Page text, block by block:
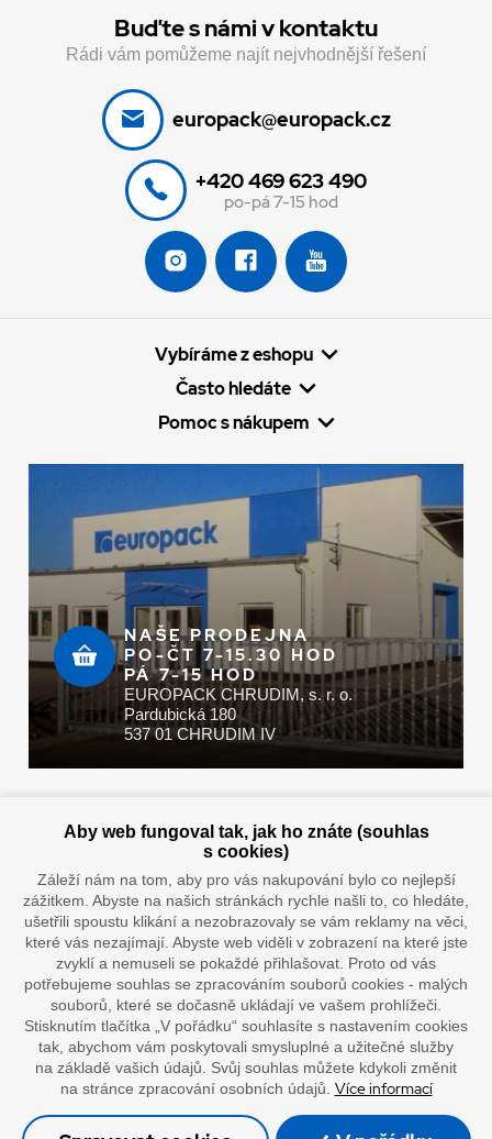
Buďte s námi v kontaktu
Rádi vám pomůžeme najít nejvhodnější řešení
europack@europack.cz
+420 469 623 490
po-pá 7-15 hod
Vybíráme z eshopu
Často hledáte
Pomoc s nákupem
NAŠE PRODEJNA
PO-ČT 7-15.30 HOD
PÁ 7-15 HOD
EUROPACK CHRUDIM, s. r. o.
Pardubická 180
537 01 CHRUDIM IV
Doprava vaším oblíbeným dopravcem
”Lepíme s jistotou”
Aby web fungoval tak, jak ho znáte (souhlas
s cookies)
Záleží nám na tom, aby pro vás nakupování bylo co nejlepší
zážitkem. Abyste na našich stránkách rychle našli to, co hledáte,
ušetřili spoustu klikání a nezobrazovaly se vám reklamy na věci,
které vás nezajímají. Abyste web viděli v zobrazení na které jste
zvyklí a nemuseli se pokaždé přihlašovat. Proto od vás
potřebujeme souhlas se zpracováním souborů cookies - malých
souborů, které se dočasně ukládají ve vašem prohlížeči.
Stisknutím tlačítka „V pořádku“ souhlasíte s nastavením cookies
tak, abychom vám poskytovali smysluplné a užitečné služby
na základě vašich údajů. Svůj souhlas můžete kdykoli změnit
na stránce zpracování osobních údajů. Více informací